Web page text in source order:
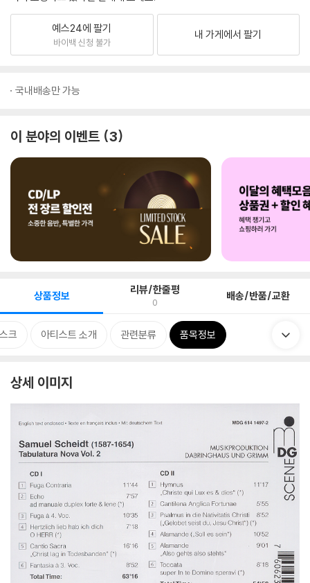
예스24에 팔기
바이백 신청 불가
내 가게에서 팔기
국내배송만 가능
이 분야의 이벤트 3
상품정보 리뷰/한줄평
0 배송/반품/교환
크 아티스트 소개 관련분류 품목정보
상세 이미지